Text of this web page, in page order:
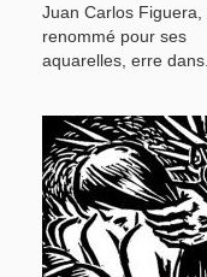
Juan Carlos Figuera,
renommé pour ses
aquarelles, erre